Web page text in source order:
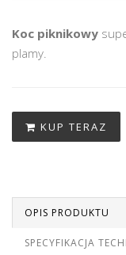
Koc piknikowy
plamy.
KUP TERAZ
OPIS PRODUKTU
SPECYFIKACJA